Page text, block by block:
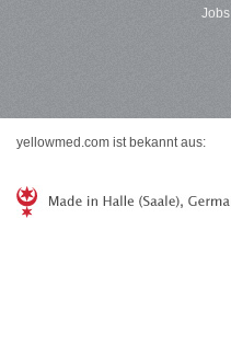
Jobs
yellowmed.com ist bekannt aus: